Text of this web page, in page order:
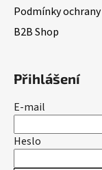
Podmínky
B2B Shop
Přihlášení
E-mail
Heslo